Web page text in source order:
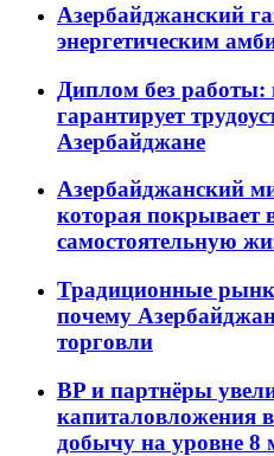
Азербайджанский
энергетическим
Диплом без работы:
гарантирует
Азербайджане
Азербайджанский
которая покрывает
самостоятельную
Традиционные
почему
торговли
BP и партнёры
капиталовложения
добычу на уровне 8